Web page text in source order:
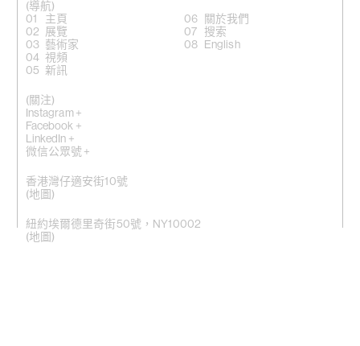
香港灣仔適安街10號
(地圖 )
紐約埃爾德里奇街50號，NY10002
(地圖)
(導航)
主頁
展覽
藝術家
視頻
新訊
關於我們
搜索
English
(關注)
Instagram +
Facebook +
LinkedIn +
微信公眾號 +